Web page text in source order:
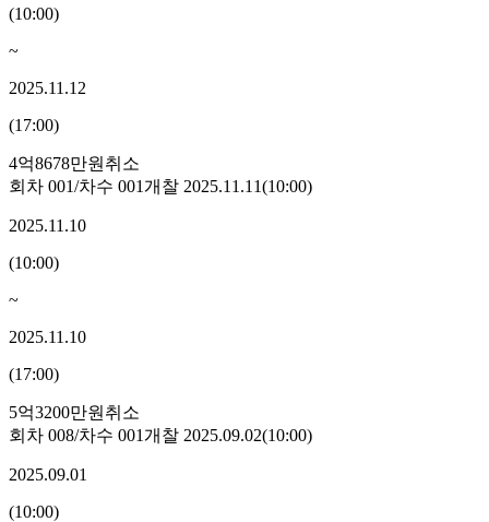
(10:00)
~
2025.11.12
(17:00)
4억8678만원 취소
회차 001/차수 001개찰 2025.11.11(10:00)
2025.11.10
(10:00)
~
2025.11.10
(17:00)
5억3200만원 취소
회차 008/차수 001개찰 2025.09.02(10:00)
2025.09.01
(10:00)